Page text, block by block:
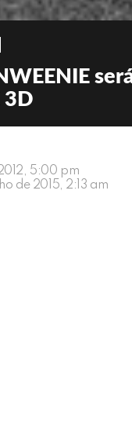
3D
5:00 pm
de 2015, 2:13 am